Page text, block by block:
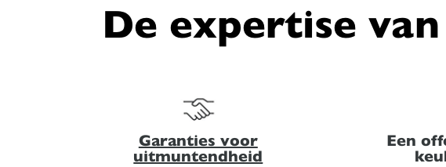
De expertise
Garanties voor
uitmuntendheid
Een